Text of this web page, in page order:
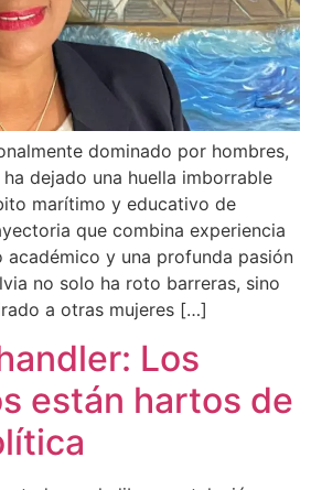
dominado por hombres,
dejado una huella imborrable
marítimo y educativo de
que combina experiencia
y una profunda pasión
no solo ha roto barreras, sino
a otras mujeres […]
Los
están hartos de